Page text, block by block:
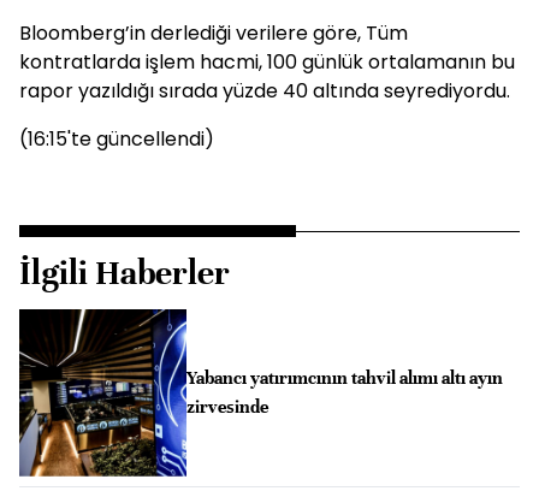
Bloomberg’in derlediği verilere göre, Tüm
kontratlarda işlem hacmi, 100 günlük ortalamanın bu
rapor yazıldığı sırada yüzde 40 altında seyrediyordu.
(16:15'te güncellendi)
İlgili Haberler
Yabancı yatırımcının tahvil alımı altı ayın
zirvesinde